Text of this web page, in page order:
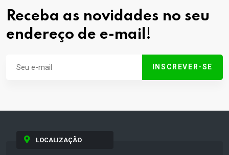
Receba as novidades no seu
endereço de e-mail!
INSCREVER-SE
LOCALIZAÇÃO